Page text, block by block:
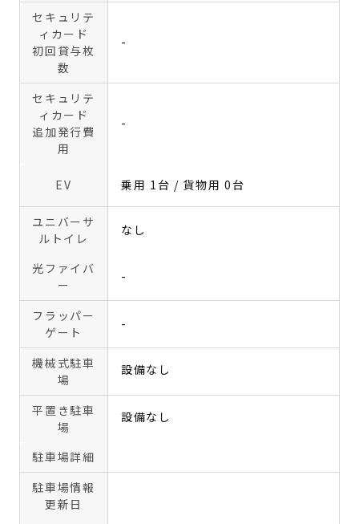
セキュリテ
ィカード
初回貸与枚
数
-
セキュリテ
ィカード
追加発行費
用
-
EV 乗用 1台 / 貨物用 0台
ユニバーサ
ルトイレ
なし
光ファイバ
ー
-
フラッパー
ゲート
-
機械式駐車
場
設備なし
平置き駐車
場
設備なし
駐車場詳細
駐車場情報
更新日